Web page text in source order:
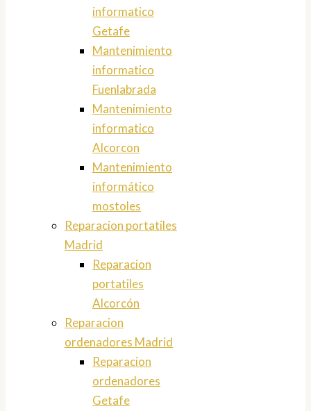
informatico
Getafe
Mantenimiento
informatico
Fuenlabrada
Mantenimiento
informatico
Alcorcon
Mantenimiento
informático
mostoles
Reparacion portatiles
Madrid
Reparacion
portatiles
Alcorcón
Reparacion
ordenadores Madrid
Reparacion
ordenadores
Getafe